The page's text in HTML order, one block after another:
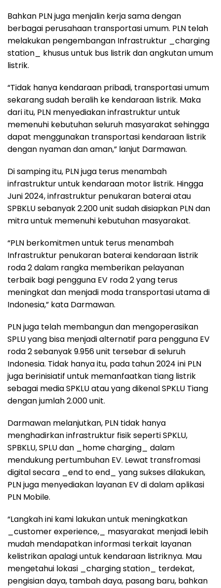
Bahkan PLN juga menjalin kerja sama dengan
berbagai perusahaan transportasi umum. PLN telah
melakukan pengembangan Infrastruktur _charging
station_ khusus untuk bus listrik dan angkutan umum
listrik.
“Tidak hanya kendaraan pribadi, transportasi umum
sekarang sudah beralih ke kendaraan listrik. Maka
dari itu, PLN menyediakan infrastruktur untuk
memenuhi kebutuhan seluruh masyarakat sehingga
dapat menggunakan transportasi kendaraan listrik
dengan nyaman dan aman,” lanjut Darmawan.
Di samping itu, PLN juga terus menambah
infrastruktur untuk kendaraan motor listrik. Hingga
Juni 2024, infrastruktur penukaran baterai atau
SPBKLU sebanyak 2.200 unit sudah disiapkan PLN dan
mitra untuk memenuhi kebutuhan masyarakat.
“PLN berkomitmen untuk terus menambah
Infrastruktur penukaran baterai kendaraan listrik
roda 2 dalam rangka memberikan pelayanan
terbaik bagi pengguna EV roda 2 yang terus
meningkat dan menjadi moda transportasi utama di
Indonesia,” kata Darmawan.
PLN juga telah membangun dan mengoperasikan
SPLU yang bisa menjadi alternatif para pengguna EV
roda 2 sebanyak 9.956 unit tersebar di seluruh
Indonesia. Tidak hanya itu, pada tahun 2024 ini PLN
juga berinisiatif untuk memanfaatkan tiang listrik
sebagai media SPKLU atau yang dikenal SPKLU Tiang
dengan jumlah 2.000 unit.
Darmawan melanjutkan, PLN tidak hanya
menghadirkan infrastruktur fisik seperti SPKLU,
SPBKLU, SPLU dan _home charging_ dalam
mendukung pertumbuhan EV. Lewat transfromasi
digital secara _end to end_ yang sukses dilakukan,
PLN juga menyediakan layanan EV di dalam aplikasi
PLN Mobile.
“Langkah ini kami lakukan untuk meningkatkan
_customer experience,_ masyarakat menjadi lebih
mudah mendapatkan informasi terkait layanan
kelistrikan apalagi untuk kendaraan listriknya. Mau
mengetahui lokasi _charging station_ terdekat,
pengisian daya, tambah daya, pasang baru, bahkan